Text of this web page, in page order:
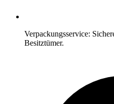
Verpackungsservice:
Besitztümer.